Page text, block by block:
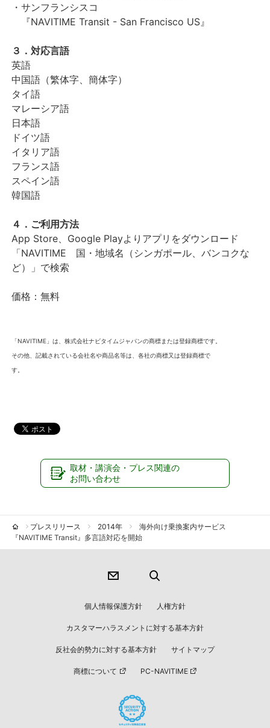
・サンフランシスコ
『NAVITIME Transit - San Francisco US』
３．対応言語
英語
中国語（繁体字、簡体字）
タイ語
マレーシア語
日本語
ドイツ語
イタリア語
フランス語
スペイン語
韓国語
４．ご利用方法
App Store、Google Playよりアプリをダウンロード
「NAVITIME 国・地域名（シンガポール、バンコクな
ど）」で検索
価格：無料
「NAVITIME」は、株式会社ナビタイムジャパンの商標または登録商標です。
その他、記載されている会社名や商品名等は、各社の商標又は登録商標で
す。
取材・講演会・プレス関連の
お問い合わせ
プレスリリース 2014年
海外向け乗換案内サービス
『NAVITIME Transit』多言語対応を開始
個人情報保護方針 人権方針
カスタマーハラスメントに対する基本方針
反社会的勢力に対する基本方針 サイトマップ
商標について PC-NAVITIME